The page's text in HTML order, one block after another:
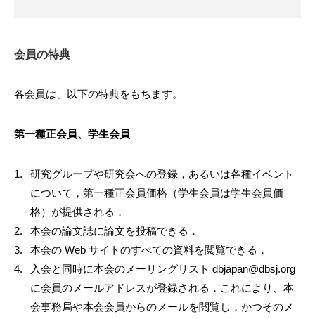
会員の特典
各会員は、以下の特典をもちます。
第一種正会員、学生会員
研究グループや研究会への登録，あるいは各種イベント
について，第一種正会員価格（学生会員は学生会員価
格）が提供される．
本会の論文誌に論文を投稿できる．
本会の Web サイトのすべての資料を閲覧できる．
入会と同時に本会のメーリングリスト dbjapan@dbsj.org
に会員のメールアドレスが登録される．これにより、本
会事務局や本会会員からのメールを閲覧し，かつそのメ